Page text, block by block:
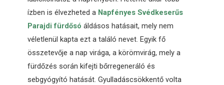
ízben is élvezheted a Napfényes Svédkeserűs
Parajdi fürdősó áldásos hatásait, mely nem
véletlenül kapta ezt a találó nevet. Egyik fő
összetevője a nap virága, a körömvirág, mely a
fürdőzés során kifejti bőrregeneráló és
sebgyógyító hatását. Gyulladáscsökkentő volta